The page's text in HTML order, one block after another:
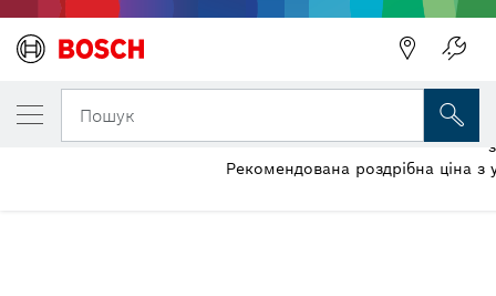
Пошук
Рифлені дерев’яні дюбелі
ОБРАНИЙ ВАРІАНТ
Рифлений дерев’яний дюбель
Рекомендована роздрібна ціна